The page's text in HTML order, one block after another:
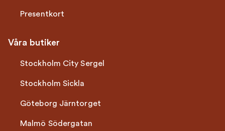
Presentkort
Våra butiker
Stockholm City Sergel
Stockholm Sickla
Göteborg Järntorget
Malmö Södergatan